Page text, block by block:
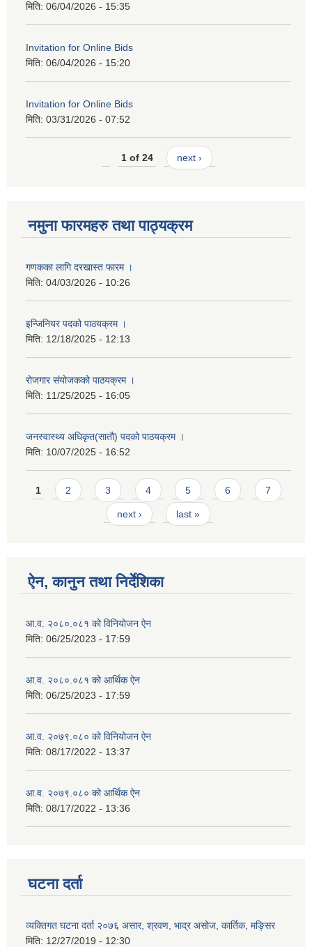
मिति: 06/04/2026 - 15:35
Invitation for Online Bids
मिति: 06/04/2026 - 15:20
Invitation for Online Bids
मिति: 03/31/2026 - 07:52
1 of 24 next ›
नमुना फारमहरु तथा पाठ्यक्रम
गणकका लागि दरखास्त फारम ।
मिति: 04/03/2026 - 10:26
इन्जिनियर पदको पाठयक्रम ।
मिति: 12/18/2025 - 12:13
रोजगार संयोजकको पाठयक्रम ।
मिति: 11/25/2025 - 16:05
जनस्वास्थ्य अधिकृत(सातौ) पदको पाठयक्रम ।
मिति: 10/07/2025 - 16:52
Pages
1 2 3 4 5 6 7
next › last »
ऐन, कानुन तथा निर्देशिका
आ.व. २०८०.०८१ को विनियोजन ऐन
मिति: 06/25/2023 - 17:59
आ.व. २०८०.०८१ को आर्थिक ऐन
मिति: 06/25/2023 - 17:59
आ.व. २०७९.०८० को विनियोजन ऐन
मिति: 08/17/2022 - 13:37
आ.व. २०७९.०८० को आर्थिक ऐन
मिति: 08/17/2022 - 13:36
घटना दर्ता
व्यक्तिगत घटना दर्ता २०७६ असार, श्रवण, भाद्र असोज, कार्तिक, मङ्सिर
मिति: 12/27/2019 - 12:30